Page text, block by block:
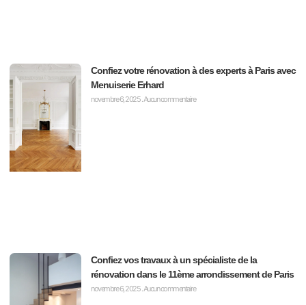
Confiez votre rénovation à des experts à Paris avec
Menuiserie Erhard
novembre 6, 2025Aucun commentaire
Confiez vos travaux à un spécialiste de la
rénovation dans le 11ème arrondissement de Paris
novembre 6, 2025Aucun commentaire